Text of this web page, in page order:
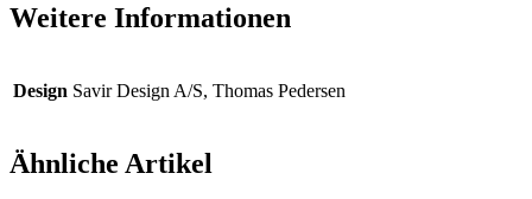
Weitere Informationen
Design Savir Design A/S, Thomas Pedersen
Ähnliche Artikel